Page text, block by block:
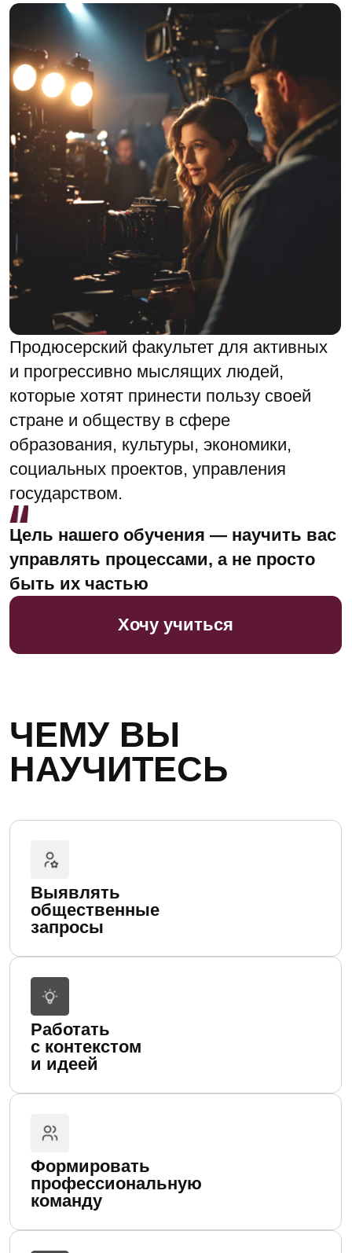
Продюсерский факультет для активных
и прогрессивно мыслящих людей,
которые хотят принести пользу своей
стране и обществу в сфере
образования, культуры, экономики,
социальных проектов, управления
государством.
Цель нашего обучения — научить вас
управлять процессами, а не просто
быть их частью
Хочу учиться
ЧЕМУ ВЫ
НАУЧИТЕСЬ
Выявлять
общественные
запросы
Формировать
профессиональную
команду
внутри команды
Планировать и организовывать
производственный процесс
ДИСЦИПЛИНЫ